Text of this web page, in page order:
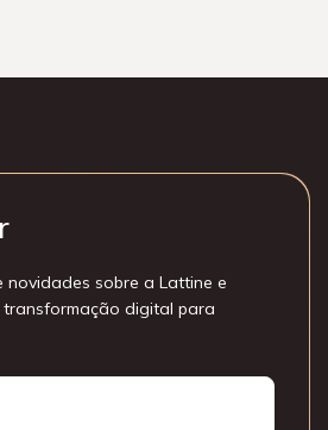
novidades sobre a Lattine e
digital para